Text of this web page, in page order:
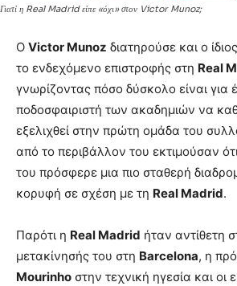
Γιατί η Real Madrid είπε «όχι» στον Victor Munoz;
Ο Victor Munoz διατηρούσε και ο
το ενδεχόμενο επιστροφής στη Real
γνωρίζοντας πόσο δύσκολο είναι για
ποδοσφαιριστή των ακαδημιών να
εξελιχθεί στην πρώτη ομάδα του
από το περιβάλλον του εκτιμούσαν
του πρόσφερε μια πιο σταθερή
κορυφή σε σχέση με τη Real Madrid.
Παρότι η Real Madrid ήταν αντίθετη
μετακίνησής του στη Barcelona, η
Mourinho στην τεχνική ηγεσία και οι